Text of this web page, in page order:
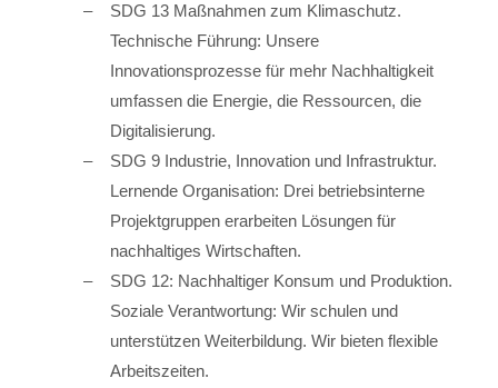
SDG 13 Maßnahmen zum Klimaschutz.
Technische Führung: Unsere
Innovationsprozesse für mehr Nachhaltigkeit
umfassen die Energie, die Ressourcen, die
Digitalisierung.
SDG 9 Industrie, Innovation und Infrastruktur.
Lernende Organisation: Drei betriebsinterne
Projektgruppen erarbeiten Lösungen für
nachhaltiges Wirtschaften.
SDG 12: Nachhaltiger Konsum und Produktion.
Soziale Verantwortung: Wir schulen und
unterstützen Weiterbildung. Wir bieten flexible
Arbeitszeiten.